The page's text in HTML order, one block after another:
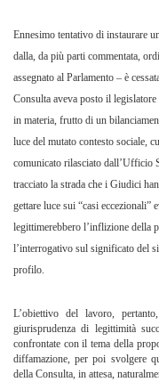
Ennesimo tentativo di instaurare
dalla, da più parti commentata,
assegnato al Parlamento – è
Consulta aveva posto il
in materia, frutto di un
luce del mutato contesto sociale,
comunicato rilasciato dall’Ufficio
tracciato la strada che i Giudici
gettare luce sui “casi eccezionali”
legittimerebbero l’inflizione della
l’interrogativo sul significato del
profilo.
L’obiettivo del lavoro,
giurisprudenza di legittimità
confrontate con il tema della
diffamazione, per poi svolgere
della Consulta, in attesa,